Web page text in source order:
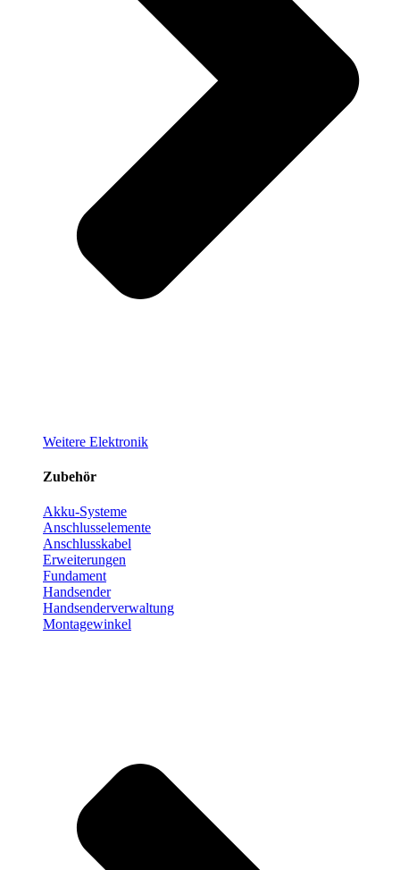
Weitere Elektronik
Zubehör
Akku-Systeme
Anschlusselemente
Anschlusskabel
Erweiterungen
Fundament
Handsender
Handsenderverwaltung
Montagewinkel